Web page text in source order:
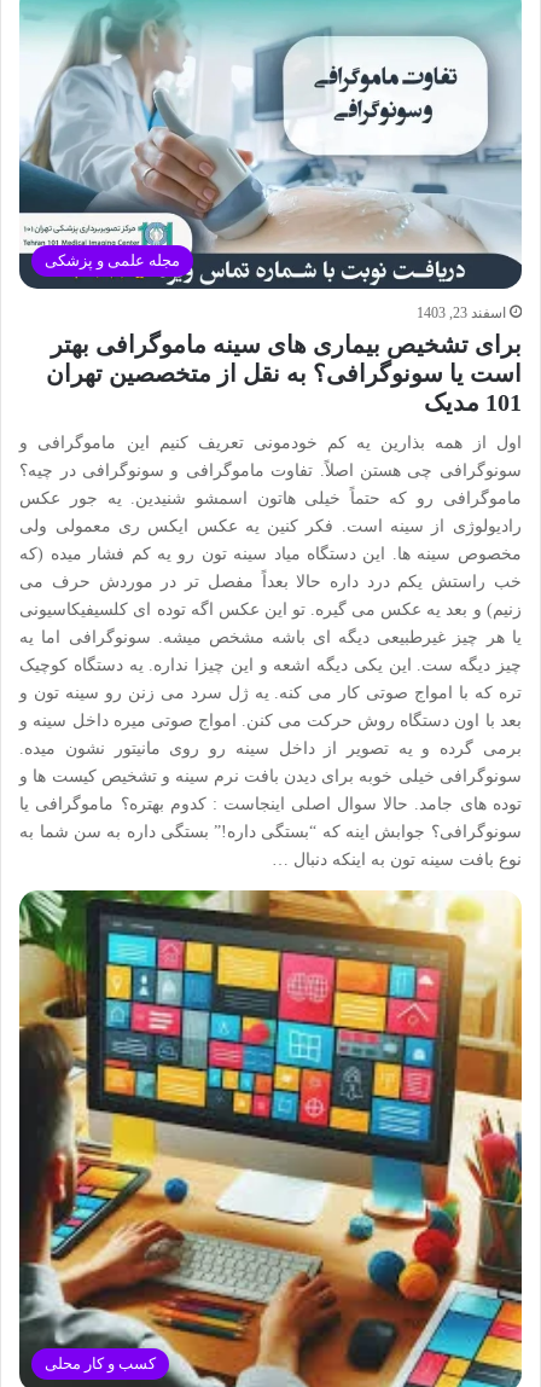
مجله علمی و پزشکی
اسفند 23, 1403
برای تشخیص بیماری های سینه ماموگرافی بهتر
است یا سونوگرافی؟ به نقل از متخصصین تهران
101 مدیک
اول از همه بذارین یه کم خودمونی تعریف کنیم این ماموگرافی و
سونوگرافی چی هستن اصلاً. تفاوت ماموگرافی و سونوگرافی در چیه؟
ماموگرافی رو که حتماً خیلی هاتون اسمشو شنیدین. یه جور عکس
رادیولوژی از سینه است. فکر کنین یه عکس ایکس ری معمولی ولی
مخصوص سینه ها. این دستگاه میاد سینه تون رو یه کم فشار میده (که
خب راستش یکم درد داره حالا بعداً مفصل تر در موردش حرف می
زنیم) و بعد یه عکس می گیره. تو این عکس اگه توده ای کلسیفیکاسیونی
یا هر چیز غیرطبیعی دیگه ای باشه مشخص میشه. سونوگرافی اما یه
چیز دیگه ست. این یکی دیگه اشعه و این چیزا نداره. یه دستگاه کوچیک
تره که با امواج صوتی کار می کنه. یه ژل سرد می زنن رو سینه تون و
بعد با اون دستگاه روش حرکت می کنن. امواج صوتی میره داخل سینه و
برمی گرده و یه تصویر از داخل سینه رو روی مانیتور نشون میده.
سونوگرافی خیلی خوبه برای دیدن بافت نرم سینه و تشخیص کیست ها و
توده های جامد. حالا سوال اصلی اینجاست : کدوم بهتره؟ ماموگرافی یا
سونوگرافی؟ جوابش اینه که “بستگی داره!” بستگی داره به سن شما به
نوع بافت سینه تون به اینکه دنبال …
کسب و کار محلی